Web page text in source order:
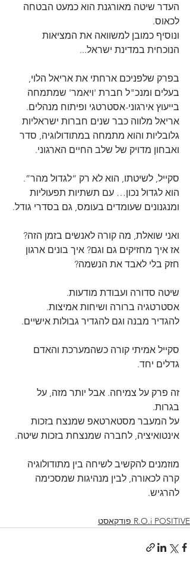
העדר שיטה מאורגנת הוא כמעט הבטחה
לכאוס.
ונוסיף כמובן למשוואה את המציאות
הנוכחית במדינת ישראל...
בפרק שלפניכם ארחתי את אריאל הלוי,
בעלים ומנכ"ל חברת 'ויאמר' שמתמחה
בייעוץ אירגוני-אסטרטגי ופיתוח מנהלים.
אריאל מלווה כבר שנים חברות ישראליות
גלובליות והוא מתמחה במתודולוגיה, סדר
ואבחון מדויק של שלב החיים הארגוני.
סקייל, לשיטתו, הוא לא רק “לגדול מהר”.
הוא לגדול נכון… עם תשתיות תפעוליות
ומנגנונים שעומדים בעומס, גם בסדרי גודל.
ואני שואלת, מה קורה לאנשים בזמן הזה?
אז איך מחזיקים גם וגם? איך בונים ארגון
חזק בלי לאבד את הנשמה?
שיטה סדורה ועבודת מודעות.
אסטרטגיה ברורה ושיחות אמיצות.
להגדיר מבנה וגם להגדיר גבולות אישיים.
סקייל אמיתי קורה כשהמערכת והאדם
גדלים יחד.
זה פרק על צמיחה. אבל יותר מזה, על
בגרות.
על המעבר מסטארטאפ שמנצח בזכות
אינטואיציה, לחברה שמנצחת בזכות שיטה.
מוזמנים להקשיב לשיחה בין מתודולוגיה
קרה לכאורה, לבין מנהיגות שמסכימה
להרגיש.
R.O.i POSITIVE פודקאסט